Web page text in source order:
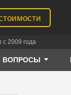
2009 года
ВОПРОСЫ